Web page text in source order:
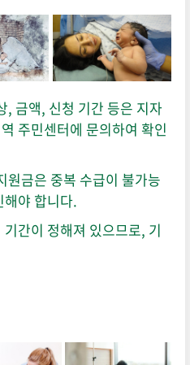
, 금액, 신청 기간 등은 지자
주민센터에 문의하여 확인
원금은 중복 수급이 불가능
해야 합니다.
간이 정해져 있으므로, 기